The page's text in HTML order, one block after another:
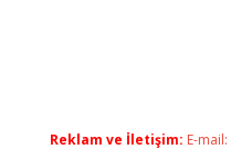
Reklam ve İletişim: E-mail: